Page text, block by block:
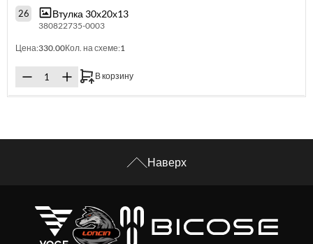
26 Втулка 30х20х13
380822735-0003
Цена:330.00Кол. на схеме:1
В корзину
Наверх